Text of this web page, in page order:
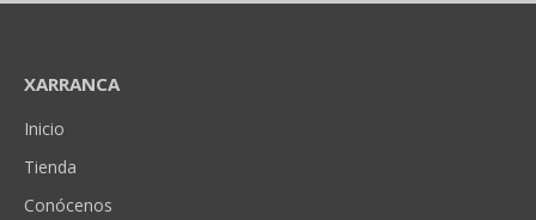
XARRANCA
Inicio
Tienda
Conócenos